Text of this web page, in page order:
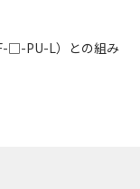
□-PU-L）との組み